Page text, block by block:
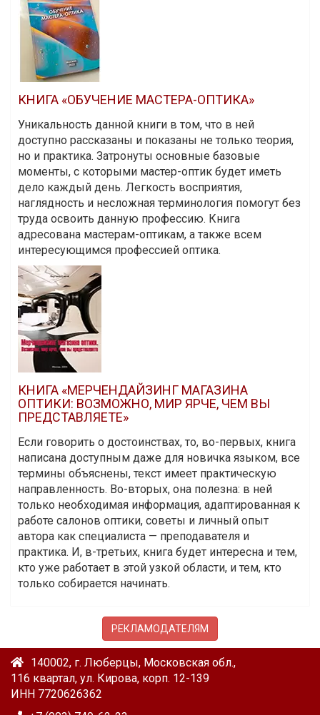
КНИГА «ОБУЧЕНИЕ МАСТЕРА-ОПТИКА»
Уникальность данной книги в том, что в ней
доступно рассказаны и показаны не только теория,
но и практика. Затронуты основные базовые
моменты, с которыми мастер-оптик будет иметь
дело каждый день. Легкость восприятия,
наглядность и несложная терминология помогут без
труда освоить данную профессию. Книга
адресована мастерам-оптикам, а также всем
интересующимся профессией оптика.
КНИГА «МЕРЧЕНДАЙЗИНГ МАГАЗИНА
ОПТИКИ: ВОЗМОЖНО, МИР ЯРЧЕ, ЧЕМ ВЫ
ПРЕДСТАВЛЯЕТЕ»
Если говорить о достоинствах, то, во-первых, книга
написана доступным даже для новичка языком, все
термины объяснены, текст имеет практическую
направленность. Во-вторых, она полезна: в ней
только необходимая информация, адаптированная к
работе салонов оптики, советы и личный опыт
автора как специалиста — преподавателя и
практика. И, в-третьих, книга будет интересна и тем,
кто уже работает в этой узкой области, и тем, кто
только собирается начинать.
РЕКЛАМОДАТЕЛЯМ
140002, г. Люберцы, Московская обл.,
116 квартал, ул. Кирова, корп. 12-139
ИНН 7720626362